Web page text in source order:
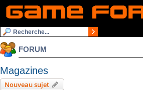
FORUM
Magazines
Nouveau sujet